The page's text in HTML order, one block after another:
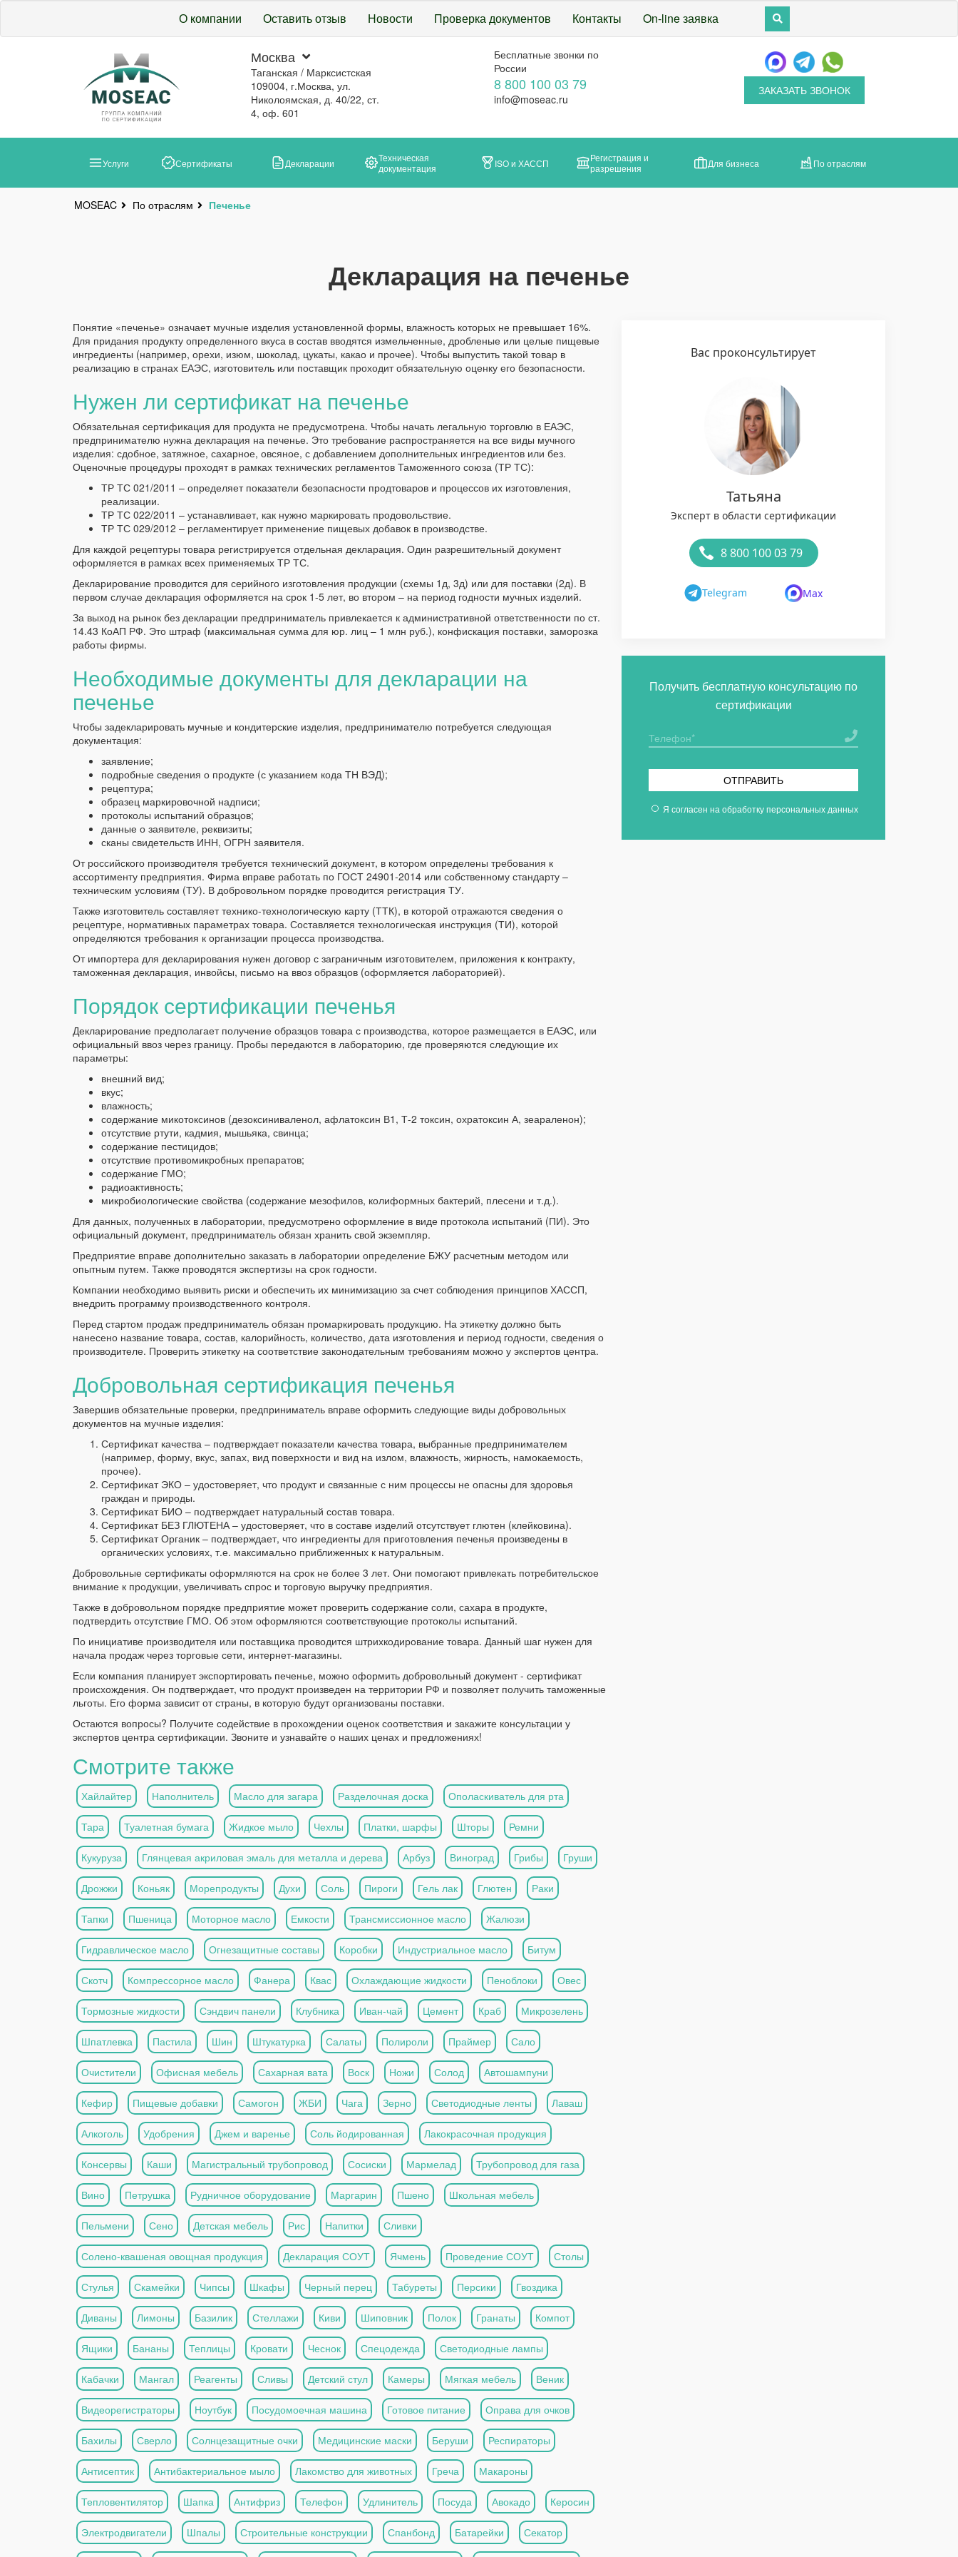
О компании Оставить отзыв Новости Проверка документов Контакты On-line заявка
Москва
Таганская / Марксистская
109004, г.Москва, ул.
Николоямская, д. 40/22, ст.
4, оф. 601
Бесплатные звонки по
России
8 800 100 03 79
info@moseac.ru
ЗАКАЗАТЬ ЗВОНОК
Услуги Сертификаты Декларации
Техническая
документация
ISO и ХАССП
Регистрация и
разрешения
Для бизнеса По отраслям
MOSEAC По отраслям Печенье
Декларация на печенье
Понятие «печенье» означает мучные изделия установленной формы, влажность которых не превышает 16%.
Для придания продукту определенного вкуса в состав вводятся измельченные, дробленые или целые пищевые
ингредиенты (например, орехи, изюм, шоколад, цукаты, какао и прочее). Чтобы выпустить такой товар в
реализацию в странах ЕАЭС, изготовитель или поставщик проходит обязательную оценку его безопасности.
Нужен ли сертификат на печенье
Обязательная сертификация для продукта не предусмотрена. Чтобы начать легальную торговлю в ЕАЭС,
предпринимателю нужна декларация на печенье. Это требование распространяется на все виды мучного
изделия: сдобное, затяжное, сахарное, овсяное, с добавлением дополнительных ингредиентов или без.
Оценочные процедуры проходят в рамках технических регламентов Таможенного союза (ТР ТС):
ТР ТС 021/2011 – определяет показатели безопасности продтоваров и процессов их изготовления,
реализации.
ТР ТС 022/2011 – устанавливает, как нужно маркировать продовольствие.
ТР ТС 029/2012 – регламентирует применение пищевых добавок в производстве.
Для каждой рецептуры товара регистрируется отдельная декларация. Один разрешительный документ
оформляется в рамках всех применяемых ТР ТС.
Декларирование проводится для серийного изготовления продукции (схемы 1д, 3д) или для поставки (2д). В
первом случае декларация оформляется на срок 1-5 лет, во втором – на период годности мучных изделий.
За выход на рынок без декларации предприниматель привлекается к административной ответственности по ст.
14.43 КоАП РФ. Это штраф (максимальная сумма для юр. лиц – 1 млн руб.), конфискация поставки, заморозка
работы фирмы.
Необходимые документы для декларации на
печенье
Чтобы задекларировать мучные и кондитерские изделия, предпринимателю потребуется следующая
документация:
заявление;
подробные сведения о продукте (с указанием кода ТН ВЭД);
рецептура;
образец маркировочной надписи;
протоколы испытаний образцов;
данные о заявителе, реквизиты;
сканы свидетельств ИНН, ОГРН заявителя.
От российского производителя требуется технический документ, в котором определены требования к
ассортименту предприятия. Фирма вправе работать по ГОСТ 24901-2014 или собственному стандарту –
техническим условиям (ТУ). В добровольном порядке проводится регистрация ТУ.
Также изготовитель составляет технико-технологическую карту (ТТК), в которой отражаются сведения о
рецептуре, нормативных параметрах товара. Составляется технологическая инструкция (ТИ), которой
определяются требования к организации процесса производства.
От импортера для декларирования нужен договор с заграничным изготовителем, приложения к контракту,
таможенная декларация, инвойсы, письмо на ввоз образцов (оформляется лабораторией).
Порядок сертификации печенья
Декларирование предполагает получение образцов товара с производства, которое размещается в ЕАЭС, или
официальный ввоз через границу. Пробы передаются в лабораторию, где проверяются следующие их
параметры:
внешний вид;
вкус;
влажность;
содержание микотоксинов (дезоксиниваленол, афлатоксин В1, Т-2 токсин, охратоксин А, зеараленон);
отсутствие ртути, кадмия, мышьяка, свинца;
содержание пестицидов;
отсутствие противомикробных препаратов;
содержание ГМО;
радиоактивность;
микробиологические свойства (содержание мезофилов, колиформных бактерий, плесени и т.д.).
Для данных, полученных в лаборатории, предусмотрено оформление в виде протокола испытаний (ПИ). Это
официальный документ, предприниматель обязан хранить свой экземпляр.
Предприятие вправе дополнительно заказать в лаборатории определение БЖУ расчетным методом или
опытным путем. Также проводятся экспертизы на срок годности.
Компании необходимо выявить риски и обеспечить их минимизацию за счет соблюдения принципов ХАССП,
внедрить программу производственного контроля.
Перед стартом продаж предприниматель обязан промаркировать продукцию. На этикетку должно быть
нанесено название товара, состав, калорийность, количество, дата изготовления и период годности, сведения о
производителе. Проверить этикетку на соответствие законодательным требованиям можно у экспертов центра.
Добровольная сертификация печенья
Завершив обязательные проверки, предприниматель вправе оформить следующие виды добровольных
документов на мучные изделия:
Сертификат качества – подтверждает показатели качества товара, выбранные предпринимателем
(например, форму, вкус, запах, вид поверхности и вид на излом, влажность, жирность, намокаемость,
прочее).
Сертификат ЭКО – удостоверяет, что продукт и связанные с ним процессы не опасны для здоровья
граждан и природы.
Сертификат БИО – подтверждает натуральный состав товара.
Сертификат БЕЗ ГЛЮТЕНА – удостоверяет, что в составе изделий отсутствует глютен (клейковина).
Сертификат Органик – подтверждает, что ингредиенты для приготовления печенья произведены в
органических условиях, т.е. максимально приближенных к натуральным.
Добровольные сертификаты оформляются на срок не более 3 лет. Они помогают привлекать потребительское
внимание к продукции, увеличивать спрос и торговую выручку предприятия.
Также в добровольном порядке предприятие может проверить содержание соли, сахара в продукте,
подтвердить отсутствие ГМО. Об этом оформляются соответствующие протоколы испытаний.
По инициативе производителя или поставщика проводится штрихкодирование товара. Данный шаг нужен для
начала продаж через торговые сети, интернет-магазины.
Если компания планирует экспортировать печенье, можно оформить добровольный документ - сертификат
происхождения. Он подтверждает, что продукт произведен на территории РФ и позволяет получить таможенные
льготы. Его форма зависит от страны, в которую будут организованы поставки.
Остаются вопросы? Получите содействие в прохождении оценок соответствия и закажите консультации у
экспертов центра сертификации. Звоните и узнавайте о наших ценах и предложениях!
Смотрите также
Хайлайтер Наполнитель Масло для загара Разделочная доска Ополаскиватель для рта
Тара Туалетная бумага Жидкое мыло Чехлы Платки, шарфы Шторы Ремни
Кукуруза Глянцевая акриловая эмаль для металла и дерева Арбуз Виноград Грибы Груши
Дрожжи Коньяк Морепродукты Духи Соль Пироги Гель лак Глютен Раки
Тапки Пшеница Моторное масло Емкости Трансмиссионное масло Жалюзи
Гидравлическое масло Огнезащитные составы Коробки Индустриальное масло Битум
Скотч Компрессорное масло Фанера Квас Охлаждающие жидкости Пеноблоки Овес
Тормозные жидкости Сэндвич панели Клубника Иван-чай Цемент Краб Микрозелень
Шпатлевка Пастила Шин Штукатурка Салаты Полироли Праймер Сало
Очистители Офисная мебель Сахарная вата Воск Ножи Солод Автошампуни
Кефир Пищевые добавки Самогон ЖБИ Чага Зерно Светодиодные ленты Лаваш
Алкоголь Удобрения Джем и варенье Соль йодированная Лакокрасочная продукция
Консервы Каши Магистральный трубопровод Сосиски Мармелад Трубопровод для газа
Вино Петрушка Рудничное оборудование Маргарин Пшено Школьная мебель
Пельмени Сено Детская мебель Рис Напитки Сливки
Солено-квашеная овощная продукция Декларация СОУТ Ячмень Проведение СОУТ Столы
Стулья Скамейки Чипсы Шкафы Черный перец Табуреты Персики Гвоздика
Диваны Лимоны Базилик Стеллажи Киви Шиповник Полок Гранаты Компот
Ящики Бананы Теплицы Кровати Чеснок Спецодежда Светодиодные лампы
Кабачки Мангал Реагенты Сливы Детский стул Камеры Мягкая мебель Веник
Видеорегистраторы Ноутбук Посудомоечная машина Готовое питание Оправа для очков
Бахилы Сверло Солнцезащитные очки Медицинские маски Беруши Респираторы
Антисептик Антибактериальное мыло Лакомство для животных Греча Макароны
Тепловентилятор Шапка Антифриз Телефон Удлинитель Посуда Авокадо Керосин
Электродвигатели Шпалы Строительные конструкции Спанбонд Батарейки Секатор
Вас проконсультирует
Татьяна
Эксперт в области сертификации
8 800 100 03 79
Telegram Max
Получить бесплатную консультацию по
сертификации
ОТПРАВИТЬ
Я согласен на обработку персональных данных